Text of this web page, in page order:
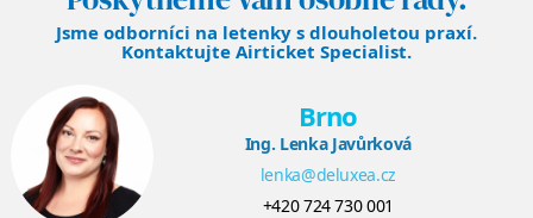
Jsme odborníci na letenky s dlouholetou praxí.
Kontaktujte Airticket Specialist.
Brno
Ing. Lenka Javůrková
lenka@deluxea.cz
+420 724 730 001